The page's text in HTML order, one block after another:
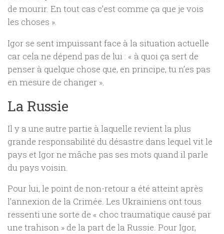
de mourir. En tout cas c’est comme ça que je vois
les choses ».
Igor se sent impuissant face à la situation actuelle
car cela ne dépend pas de lui : « à quoi ça sert de
penser à quelque chose que, en principe, tu n’es pas
en mesure de changer ».
La Russie
Il y a une autre partie à laquelle revient la plus
grande responsabilité du désastre dans lequel vit le
pays et Igor ne mâche pas ses mots quand il parle
du pays voisin.
Pour lui, le point de non-retour a été atteint après
l’annexion de la Crimée. Les Ukrainiens ont tous
ressenti une sorte de « choc traumatique causé par
une trahison » de la part de la Russie. Pour Igor,